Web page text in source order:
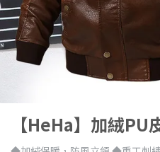
【HeHa】加絨PU